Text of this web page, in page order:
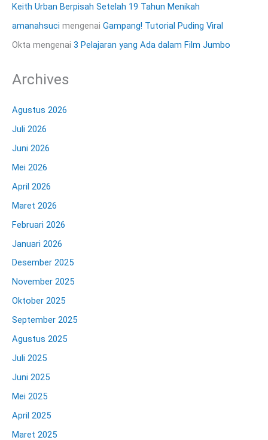
Keith Urban Berpisah Setelah 19 Tahun Menikah
amanahsuci mengenai Gampang! Tutorial Puding Viral
Okta mengenai 3 Pelajaran yang Ada dalam Film Jumbo
Archives
Agustus 2026
Juli 2026
Juni 2026
Mei 2026
April 2026
Maret 2026
Februari 2026
Januari 2026
Desember 2025
November 2025
Oktober 2025
September 2025
Agustus 2025
Juli 2025
Juni 2025
Mei 2025
April 2025
Maret 2025